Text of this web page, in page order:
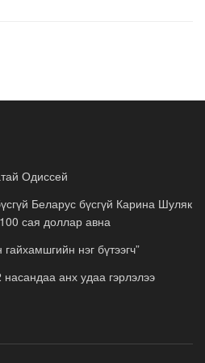
Одиссей
Беларус бүсгүй Карина Шуляк
сая доллар авна
нэг бүтээгч”
анх удаа гэрлэлээ